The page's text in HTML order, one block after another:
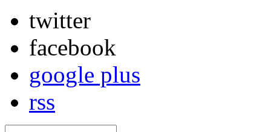
twitter
facebook
google plus
rss